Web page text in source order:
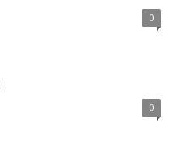
0
0